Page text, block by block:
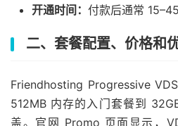
开通时间： 付款后通常
二、套餐配置、价格和
Friendhosting Progressive
512MB 内存的入门套餐到
盖。官网 Promo 页面显示，